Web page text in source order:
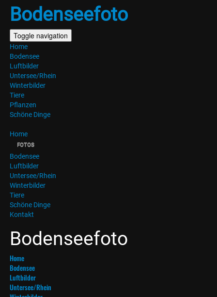
Bodenseefoto
Toggle navigation
Home
Bodensee
Luftbilder
Untersee/Rhein
Winterbilder
Tiere
Pflanzen
Schöne Dinge
Home
FOTOS
Bodensee
Luftbilder
Untersee/Rhein
Winterbilder
Tiere
Schöne Dinge
Kontakt
Bodenseefoto
Home
Bodensee
Luftbilder
Untersee/Rhein